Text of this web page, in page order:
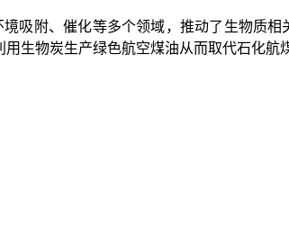
附、催化等多个领域，推动了生物质相
生物炭生产绿色航空煤油从而取代石化航